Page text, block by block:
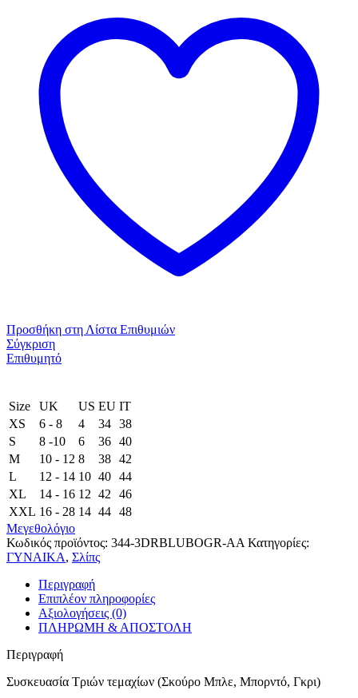
Modal
Μπλε
Σκούρο,
Μπορντό,
Γκρι
ποσότητα
Προσθήκη στη Λίστα Επιθυμιών
Σύγκριση
Επιθυμητό
Size UK US EU ΙΤ
XS
6 - 8 4 34 38
S
8 -10 6 36 40
M
10 - 12 8 38 42
L
12 - 14 10 40 44
XL
14 - 16 12 42
46
XXL 16 - 28 14 44 48
Μεγεθολόγιο
Κωδικός προϊόντος: 344-3DRBLUBOGR-AA Κατηγορίες:
ΓΥΝΑΙΚΑ, Σλίπς
Περιγραφή
Επιπλέον πληροφορίες
Αξιολογήσεις (0)
ΠΛΗΡΩΜΗ & ΑΠΟΣΤΟΛΗ
Περιγραφή
Συσκευασία Tριών τεμαχίων (Σκούρο Μπλε, Μπορντό, Γκρι)